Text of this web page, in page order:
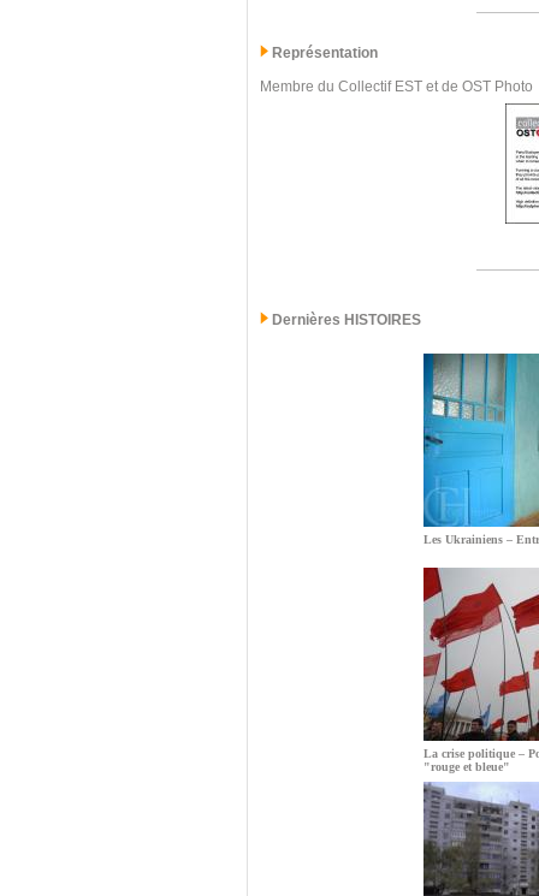
Représentation
Membre du Collectif EST et de OST Photo
Dernières HISTOIRES
Les Ukrainiens –
La crise politique –
"rouge et bleue"